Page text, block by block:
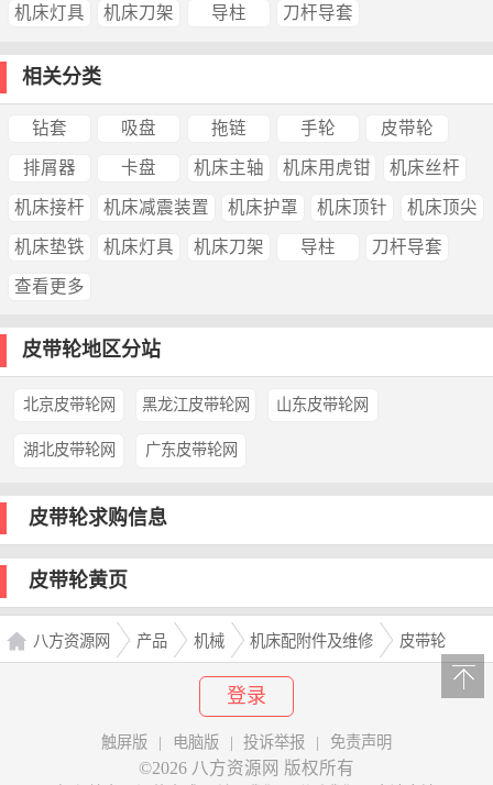
机床灯具 机床刀架 导柱 刀杆导套
相关分类
钻套 吸盘 拖链 手轮 皮带轮
排屑器 卡盘 机床主轴 机床用虎钳 机床丝杆
机床接杆 机床减震装置 机床护罩 机床顶针 机床顶尖
机床垫铁 机床灯具 机床刀架 导柱 刀杆导套
查看更多
皮带轮地区分站
北京皮带轮网 黑龙江皮带轮网 山东皮带轮网
湖北皮带轮网 广东皮带轮网
皮带轮求购信息
皮带轮黄页
八方资源网 产品 机械 机床配附件及维修 皮带轮
登录
触屏版 | 电脑版 | 投诉举报 | 免责声明
©2026 八方资源网 版权所有